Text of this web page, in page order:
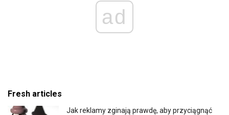
ad
Fresh articles
Jak reklamy zginają prawdę, aby przyciągnąć